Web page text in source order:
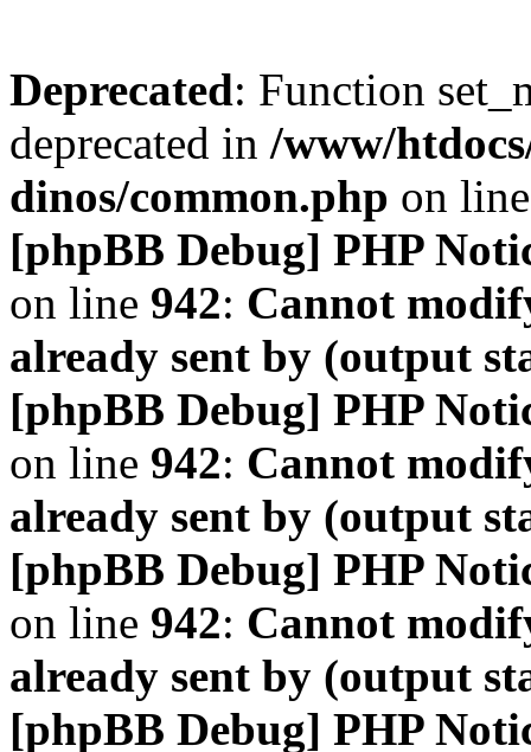
Deprecated: Function
deprecated in /www/
dinos/common.php on
[phpBB Debug] PHP
on line 942: Cannot
already sent by (output
[phpBB Debug] PHP
on line 942: Cannot
already sent by (output
[phpBB Debug] PHP
on line 942: Cannot
already sent by (output
[phpBB Debug] PHP